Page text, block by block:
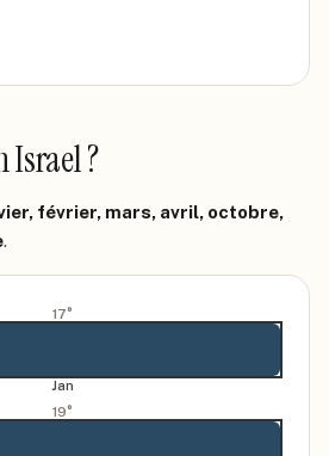
Israel?
février, mars, avril, octobre,
.
17°
Jan
19°